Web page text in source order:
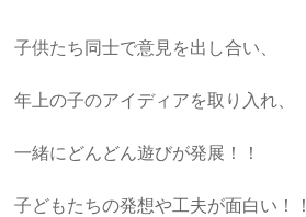
子供たち同士で意見を出し合い、
年上の子のアイディアを取り入れ、
一緒にどんどん遊びが発展！！
子どもたちの発想や工夫が面白い！！